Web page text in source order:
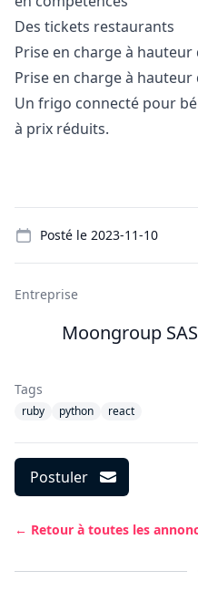
Des tickets restaurants
Prise en charge à
Prise en charge à hauteur
Un frigo connecté pour
à prix réduits.
Posté le 2023-11-10
Entreprise
Moongroup SAS
Tags
ruby python react
Postuler
← Retour à toutes les